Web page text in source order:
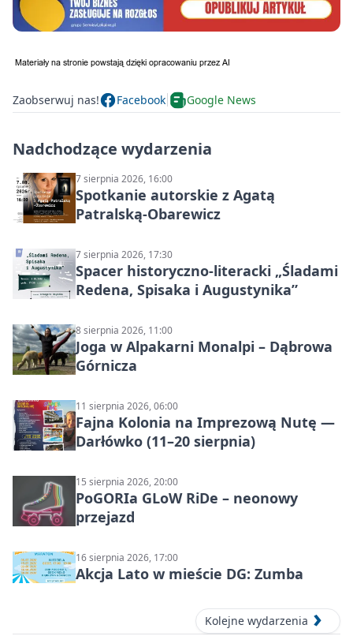
Zaobserwuj nas! Facebook Google News
Nadchodzące wydarzenia
7 sierpnia 2026, 16:00
Spotkanie autorskie z Agatą
Patralską-Obarewicz
7 sierpnia 2026, 17:30
Spacer historyczno-literacki „Śladami
Redena, Spisaka i Augustynika”
8 sierpnia 2026, 11:00
Joga w Alpakarni Monalpi – Dąbrowa
Górnicza
11 sierpnia 2026, 06:00
Fajna Kolonia na Imprezową Nutę —
Darłówko (11–20 sierpnia)
15 sierpnia 2026, 20:00
PoGORIa GLoW RiDe – neonowy
przejazd
16 sierpnia 2026, 17:00
Akcja Lato w mieście DG: Zumba
Kolejne wydarzenia